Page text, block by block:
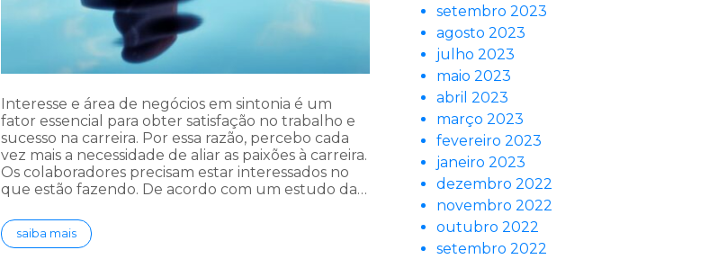
Interesse e área de negócios em sintonia é um
fator essencial para obter satisfação no trabalho e
sucesso na carreira. Por essa razão, percebo cada
vez mais a necessidade de aliar as paixões à carreira.
Os colaboradores precisam estar interessados no
que estão fazendo. De acordo com um estudo da…
saiba mais
setembro 2023
agosto 2023
julho 2023
maio 2023
abril 2023
março 2023
fevereiro 2023
janeiro 2023
dezembro 2022
novembro 2022
outubro 2022
setembro 2022